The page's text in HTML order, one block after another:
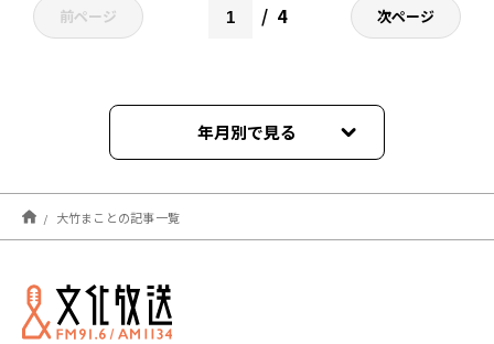
前ページ 4 次ページ
年月別で見る
2026年08月
2026年07月
2026年06月
大竹まことの記事一覧